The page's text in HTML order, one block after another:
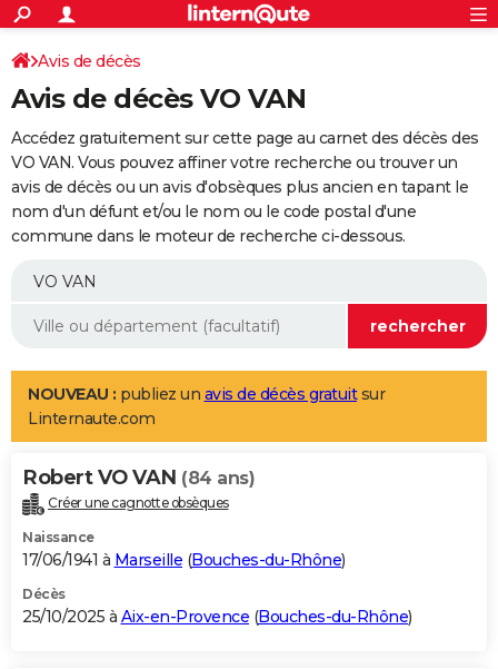
ACTUALITÉS
Politique
Société
Faits Divers
Education
Monde
Villes
+
SPORT
Coupe du monde 2026
Football
Tennis
Cyclisme
Rugby
Forum
Programme TV
TNT
Streaming
Cinéma
Sorties cinéma
Musique
+
FINANCE
Retraite
Epargne
Immobilier
Risques naturels par ville
Banque
Assurance
AUTO
Essais
Réserver un essai
Citadines
Berlines
SUV
Forum auto
+
Mobiles
Meilleur smartphone
Internet
Ordinateurs
Jeux vidéo
Guide high-tech
Aménagement intérieur
LIFESTYLE
Art de vivre
Bien-être
Loisirs
Mode
Modes de vie
Alimentation
Guide de la santé
Maladies
Médicaments
Sommeil
VOYAGE
Destinations
City break
Voyage nature
Voyage de noces
Forum
Climat
+PHOTO
GUIDES D'ACHAT
BONS PLANS
Avis de décès
Avis de décès VO VAN
Accédez gratuitement sur cette page au carnet des décès des
VO VAN. Vous pouvez affiner votre recherche ou trouver un
avis de décès ou un avis d'obsèques plus ancien en tapant le
nom d'un défunt et/ou le nom ou le code postal d'une
commune dans le moteur de recherche ci-dessous.
NOUVEAU : publiez un avis de décès gratuitsur
Linternaute.com
Robert VO VAN (84 ans)
Créer une cagnotte obsèques
Naissance
17/06/1941 à Marseille (Bouches-du-Rhône)
Décès
25/10/2025 à Aix-en-Provence (Bouches-du-Rhône)